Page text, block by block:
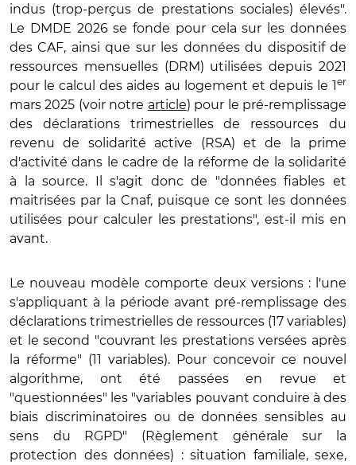
indus (trop-perçus de prestations sociales) élevés".
Le DMDE 2026 se fonde pour cela sur les données
des CAF, ainsi que sur les données du dispositif de
ressources mensuelles (DRM) utilisées depuis 2021
pour le calcul des aides au logement et depuis le 1er
mars 2025 (voir notre article) pour le pré-remplissage
des déclarations trimestrielles de ressources du
revenu de solidarité active (RSA) et de la prime
d'activité dans le cadre de la réforme de la solidarité
à la source. Il s'agit donc de "données fiables et
maitrisées par la Cnaf, puisque ce sont les données
utilisées pour calculer les prestations", est-il mis en
avant.
Le nouveau modèle comporte deux versions : l'une
s'appliquant à la période avant pré-remplissage des
déclarations trimestrielles de ressources (17 variables)
et le second "couvrant les prestations versées après
la réforme" (11 variables). Pour concevoir ce nouvel
algorithme, ont été passées en revue et
"questionnées" les "variables pouvant conduire à des
biais discriminatoires ou de données sensibles au
sens du RGPD" (Règlement générale sur la
protection des données) : situation familiale, sexe,